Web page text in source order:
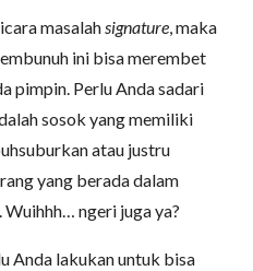
masalahsignature, maka
ini bisa merembet
pimpin. Perlu Anda sadari
sosok yang memiliki
atau justru
yang berada dalam
ngeri juga ya?
Anda lakukan untuk bisa